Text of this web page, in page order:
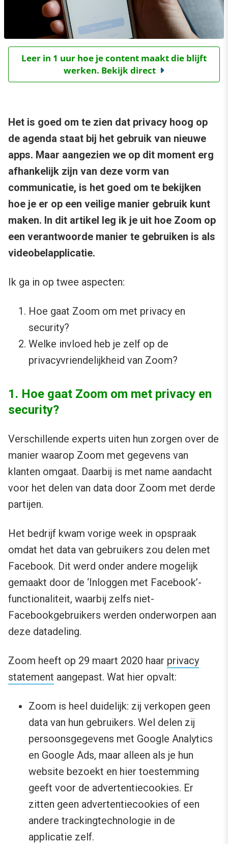
Leer in 1 uur hoe je content maakt die blijft
werken. Bekijk direct
Het is goed om te zien dat privacy hoog op
de agenda staat bij het gebruik van nieuwe
apps. Maar aangezien we op dit moment erg
afhankelijk zijn van deze vorm van
communicatie, is het goed om te bekijken
hoe je er op een veilige manier gebruik kunt
maken. In dit artikel leg ik je uit hoe Zoom op
een verantwoorde manier te gebruiken is als
videobelapplicatie.
Ik ga in op twee aspecten:
Hoe gaat Zoom om met privacy en
security?
Welke invloed heb je zelf op de
privacyvriendelijkheid van Zoom?
1. Hoe gaat Zoom om met privacy en
security?
Verschillende experts uiten hun zorgen over de
manier waarop Zoom met gegevens van
klanten omgaat. Daarbij is met name aandacht
voor het delen van data door Zoom met derde
partijen.
Het bedrijf kwam vorige week in opspraak
omdat het data van gebruikers zou delen met
Facebook. Dit werd onder andere mogelijk
gemaakt door de ‘Inloggen met Facebook’-
functionaliteit, waarbij zelfs niet-
Facebookgebruikers werden onderworpen aan
deze datadeling.
Zoom heeft op 29 maart 2020 haar privacy
statement aangepast. Wat hier opvalt:
Zoom is heel duidelijk: zij verkopen geen
data van hun gebruikers. Wel delen zij
persoonsgegevens met Google Analytics
en Google Ads, maar alleen als je hun
website bezoekt en hier toestemming
geeft voor de advertentiecookies. Er
zitten geen advertentiecookies of een
andere trackingtechnologie in de
applicatie zelf.